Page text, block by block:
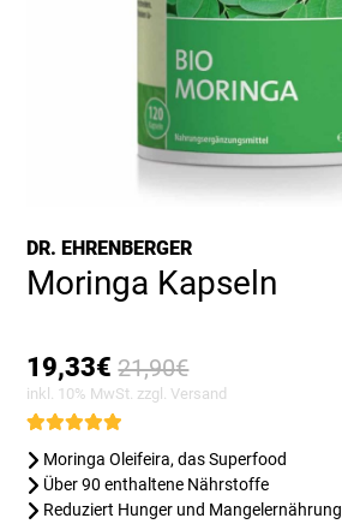
DR. EHRENBERGER
Moringa Kapseln
21,90€
Ursprünglicher
Preis
war:
21,90€
19,33€
Aktueller
Preis
ist:
19,33€.
inkl. 10% MwSt. zzgl.Versand
5.00von 5,
basierend
auf
Kundenbewertung
Moringa Oleifeira, das Superfood
Über 90 enthaltene Nährstoffe
Reduziert Hunger und Mangelernährung